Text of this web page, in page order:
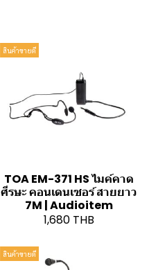
สินค้าขายดี
TOA EM-371 HS ไมค์คาด
ศีรษะ คอนเดนเซอร์ สายยาว
7M | Audioitem
1,680 THB
สินค้าขายดี